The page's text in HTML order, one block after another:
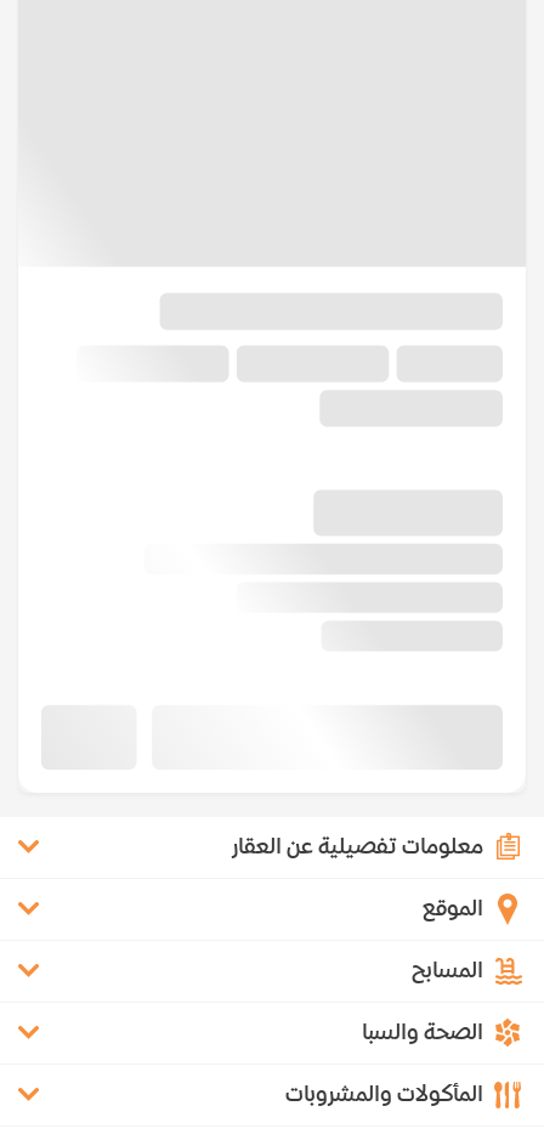
معلومات تفصيلية عن العقار
الموقع
المسابح
الصحة والسبا
المأكولات والمشروبات